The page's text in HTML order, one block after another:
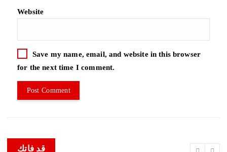
Website
Save my name, email, and website in this browser
for the next time I comment.
قد فاتك